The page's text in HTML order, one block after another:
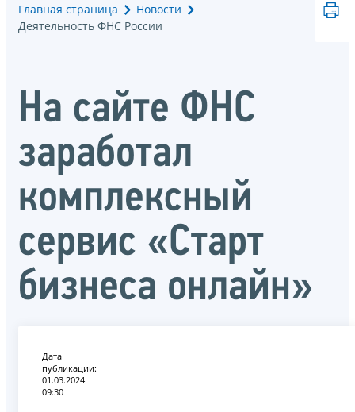
Главная страница
Новости
Деятельность ФНС России
На сайте ФНС
заработал
комплексный
сервис «Старт
бизнеса онлайн»
Дата
публикации:
01.03.2024
09:30